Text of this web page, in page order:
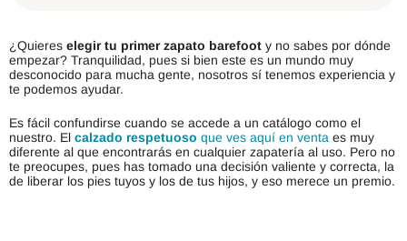
¿Quieres elegir tu primer zapato barefoot y no sabes por dónde
empezar? Tranquilidad, pues si bien este es un mundo muy
desconocido para mucha gente, nosotros sí tenemos experiencia y
te podemos ayudar.
Es fácil confundirse cuando se accede a un catálogo como el
nuestro. El calzado respetuoso que ves aquí en venta es muy
diferente al que encontrarás en cualquier zapatería al uso. Pero no
te preocupes, pues has tomado una decisión valiente y correcta, la
de liberar los pies tuyos y los de tus hijos, y eso merece un premio.